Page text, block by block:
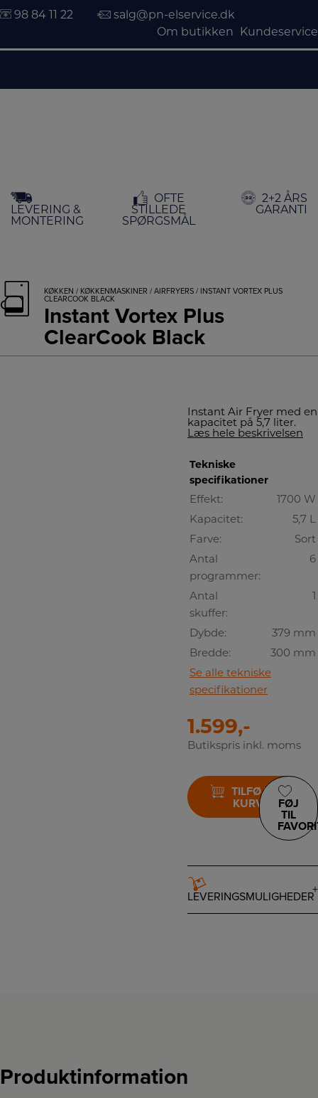
indholdet
98 84 11 22
salg@pn-elservice.dk
Om butikken
Kundeservice
LEVERING &
MONTERING
OFTE
STILLEDE
SPØRGSMÅL
2+2 ÅRS
GARANTI
KØKKEN / KØKKENMASKINER / AIRFRYERS / INSTANT VORTEX PLUS
CLEARCOOK BLACK
Instant Vortex Plus
ClearCook Black
Instant Air Fryer med en
kapacitet på 5,7 liter.
Læs hele beskrivelsen
Tekniske
specifikationer
Effekt:
1700 W
Kapacitet:
5,7 L
Farve:
Sort
Antal
programmer:
6
Antal
skuffer:
Dybde:
379 mm
Bredde:
300 mm
Se alle tekniske
specifikationer
1.599,-
Butikspris inkl. moms
TILFØJ TIL
KURV
FØJ
TIL
LEVERINGSMULIGHEDER
Produktinformation